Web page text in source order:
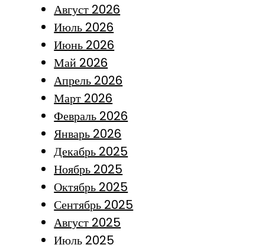
Август 2026
Июль 2026
Июнь 2026
Май 2026
Апрель 2026
Март 2026
Февраль 2026
Январь 2026
Декабрь 2025
Ноябрь 2025
Октябрь 2025
Сентябрь 2025
Август 2025
Июль 2025